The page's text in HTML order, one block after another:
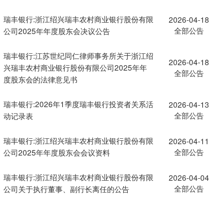
瑞丰银行:浙江绍兴瑞丰农村商业银行股份有限
公司2025年年度股东会决议公告
2026-04-18
全部公告
瑞丰银行:江苏世纪同仁律师事务所关于浙江绍
兴瑞丰农村商业银行股份有限公司2025年年
度股东会的法律意见书
2026-04-18
全部公告
瑞丰银行:2026年1季度瑞丰银行投资者关系活
动记录表
2026-04-13
全部公告
瑞丰银行:浙江绍兴瑞丰农村商业银行股份有限
公司2025年年度股东会会议资料
2026-04-11
全部公告
瑞丰银行:浙江绍兴瑞丰农村商业银行股份有限
公司关于执行董事、副行长离任的公告
2026-04-04
全部公告